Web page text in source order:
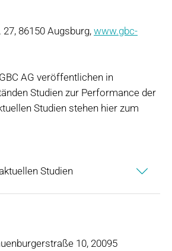
27, 86150 Augsburg, www.gbc-
AG veröffentlichen in
Studien zur Performance der
Studien stehen hier zum
Studien
10, 20095